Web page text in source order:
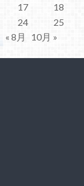
17
18
24
25
« 8月
10月 »